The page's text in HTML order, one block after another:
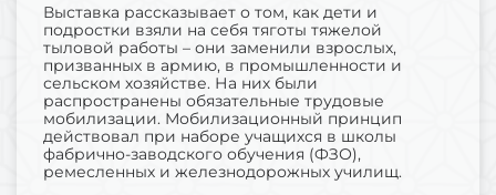
Выставка рассказывает о том, как дети и
подростки взяли на себя тяготы тяжелой
тыловой работы – они заменили взрослых,
призванных в армию, в промышленности и
сельском хозяйстве. На них были
распространены обязательные трудовые
мобилизации. Мобилизационный принцип
действовал при наборе учащихся в школы
фабрично-заводского обучения (ФЗО),
ремесленных и железнодорожных училищ.